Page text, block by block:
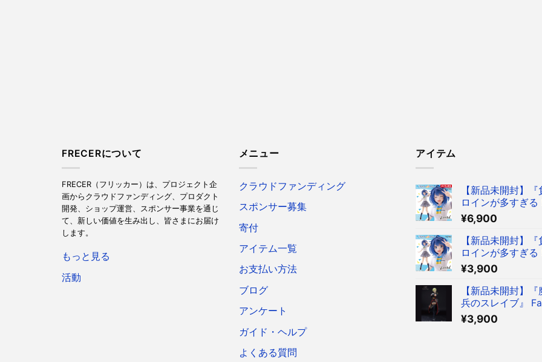
FRECERについて
FRECER（フリッカー）は、プロジェクト企
画からクラウドファンディング、プロダクト
開発、ショップ運営、スポンサー事業を通じ
て、新しい価値を生み出し、皆さまにお届け
します。
もっと見る
活動
メニュー
クラウドファンディング
スポンサー募集
寄付
アイテム一覧
お支払い方法
ブログ
アンケート
ガイド・ヘルプ
よくある質問
アイテム
【新品未開封】『
ロインが多すぎる
reful フィギュア
菜 ～制服ver.～ フ
ア タイクレ限定
¥6,900
【新品未開封】『
ロインが多すぎる
reful フィギュア
菜 ～制服ver.～ フ
ア
¥3,900
【新品未開封】
兵のスレイブ』
Figure 出雲天花 フ
ア
¥3,900